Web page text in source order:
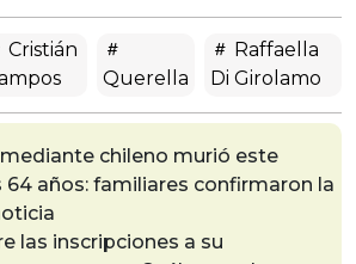
Cristián
Querella
Raffaella
Di Girolamo
chileno murió este
64 años: familiares confirmaron la
las inscripciones a su